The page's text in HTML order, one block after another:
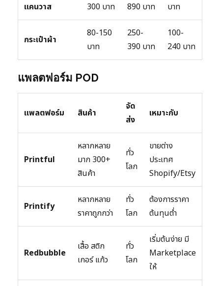
แคนวาส
300 บาท
890 บาท
บาท
กระเป๋าผ้า
80-150
บาท
250-
390 บาท
100-
240 บาท
แพลตฟอร์ม POD
แพลตฟอร์ม สินค้า
จัด
ส่ง
เหมาะกับ
Printful
หลากหลาย
มาก 300+
สินค้า
ทั่ว
โลก
ขายต่าง
ประเทศ
Shopify/Etsy
Printify
หลากหลาย
ราคาถูกกว่า
ทั่ว
โลก
ต้องการราคา
ต้นทุนต่ำ
Redbubble
เสื้อ สติก
เกอร์ แก้ว
ทั่ว
โลก
เริ่มต้นง่าย มี
Marketplace
ให้